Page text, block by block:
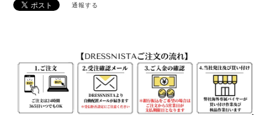
通報する